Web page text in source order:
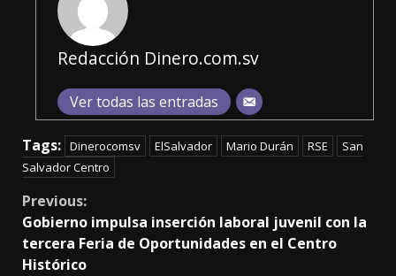
Redacción Dinero.com.sv
Ver todas las entradas
Tags: Dinerocomsv ElSalvador Mario Durán RSE
San
Salvador Centro
Continue
Reading
Previous:
Gobierno impulsa inserción laboral juvenil con la
tercera Feria de Oportunidades en el Centro
Histórico